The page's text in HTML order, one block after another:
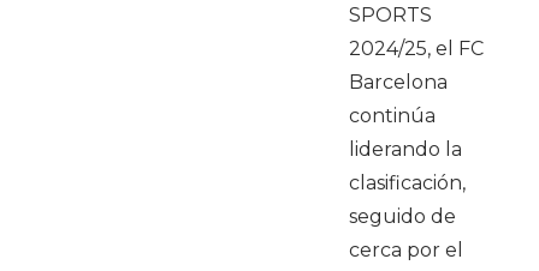
SPORTS
2024/25, el FC
Barcelona
continúa
liderando la
clasificación,
seguido de
cerca por el